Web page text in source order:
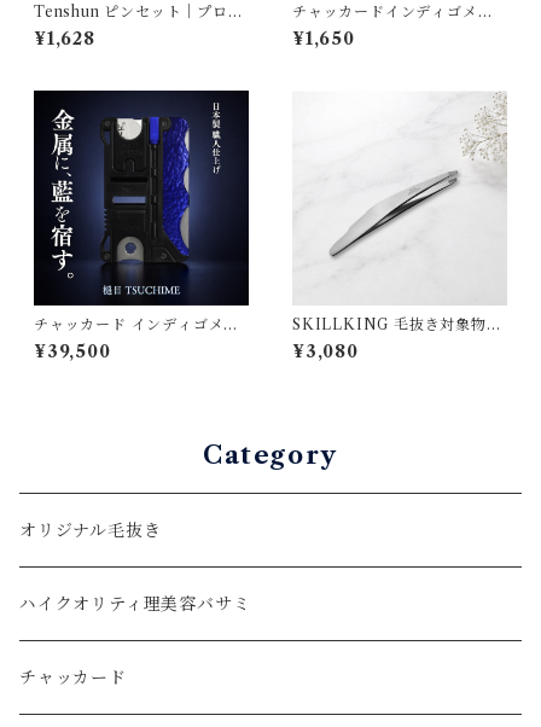
Tenshun ピンセット｜プロ仕
様の精密作業対応ステンレス
ツール
¥1,628
チャッカードインディゴメタ
ル用パーツ 【着火棒】
¥1,650
チャッカード インディゴメタ
ル〈槌目〉— 金属に藍を宿
す、育てる一枚｜日本製・天
¥39,500
SKILLKING 毛抜き対象物を
しっかり掴む 日本の匠の伝統
技術 ステンレス
¥3,080
Category
オリジナル毛抜き
ハイクオリティ理美容バサミ
チャッカード